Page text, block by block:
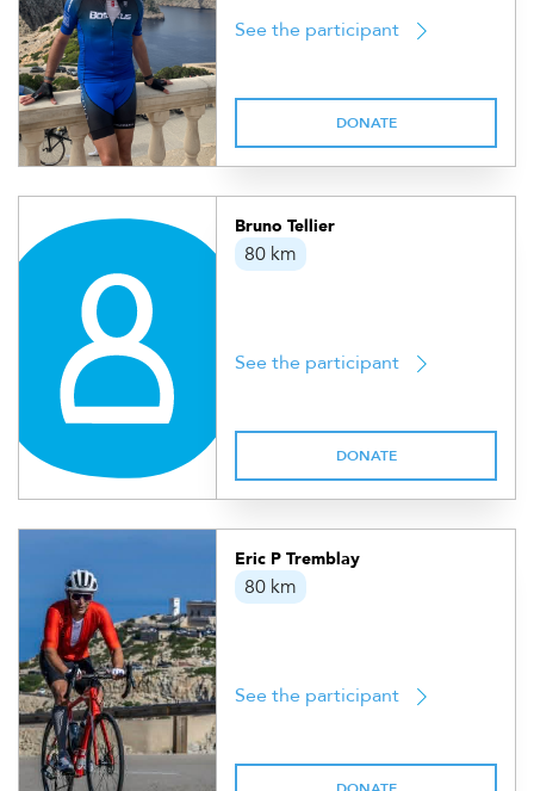
See the participant
DONATE
Bruno Tellier
80 km
See the participant
DONATE
Eric P Tremblay
80 km
See the participant